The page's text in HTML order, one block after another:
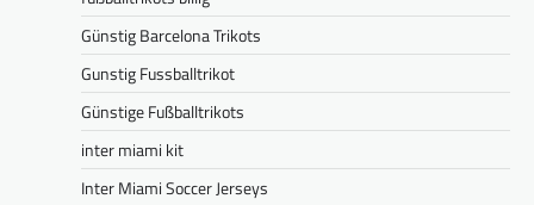
Günstig Barcelona Trikots
Gunstig Fussballtrikot
Günstige Fußballtrikots
inter miami kit
Inter Miami Soccer Jerseys